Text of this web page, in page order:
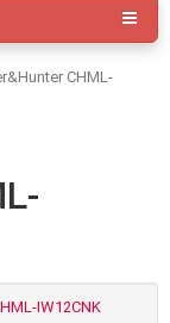
CHML-
IW12CNK